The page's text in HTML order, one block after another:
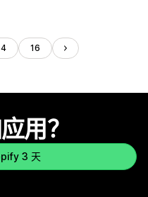
4 16
用？
3 天